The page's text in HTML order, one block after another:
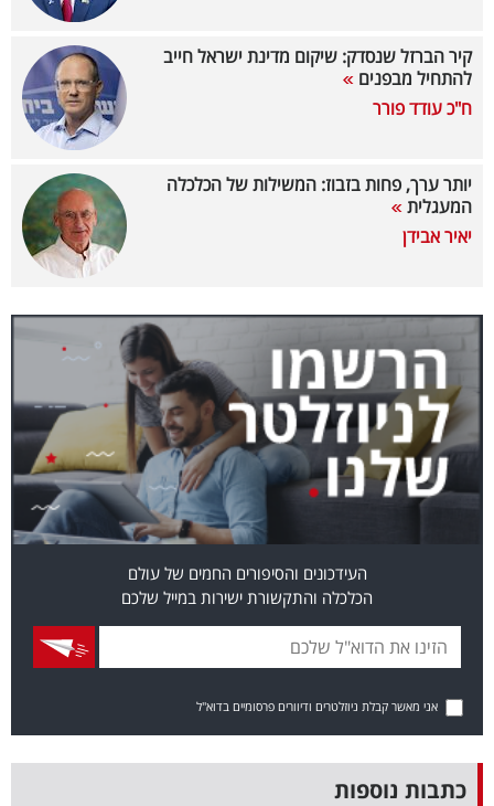
שיתופי
ניוזלטרים
מייל
אדום
אחרינו:
קיר הברזל שנסדק: שיקום מדינת ישראל חייב
להתחיל מבפנים
ח"כ עודד פורר
יותר ערך, פחות בזבוז: המשילות של הכלכלה
המעגלית
יאיר אבידן
העידכונים והסיפורים החמים של עולם
הכלכלה והתקשורת ישירות במייל שלכם
אני מאשר קבלת ניוזלטרים ודיוורים פרסומיים בדוא"ל
כתבות נוספות